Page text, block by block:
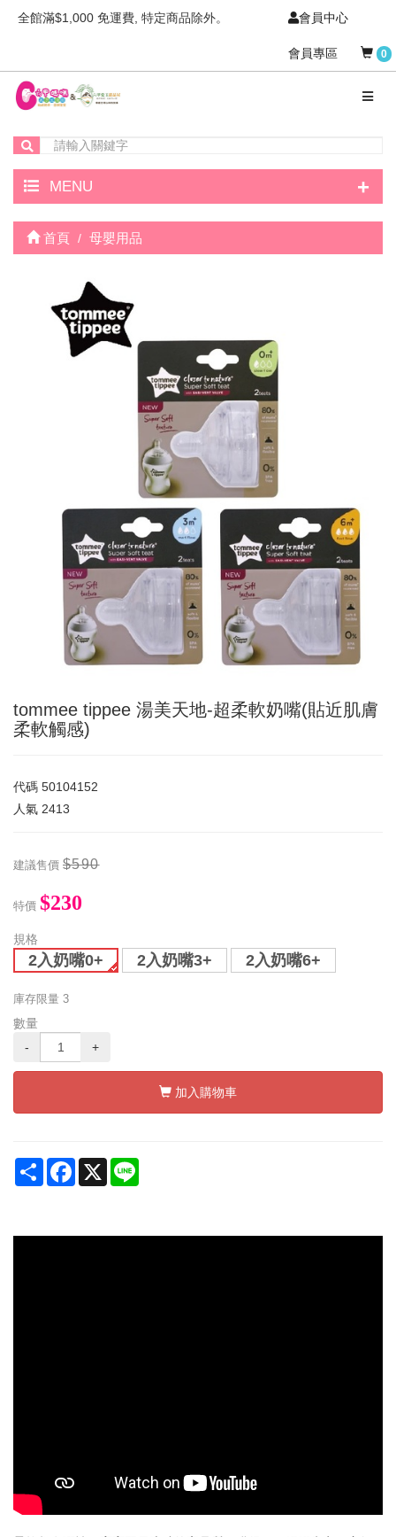
全館滿$1,000 免運費, 特定商品除外。 會員中心
會員專區 0
MENU +
首頁 母嬰用品
tommee tippee 湯美天地-超柔軟奶嘴(貼近肌膚
柔軟觸感)
代碼 50104152
人氣 2413
建議售價 $590
特價 $230
規格
2入奶嘴0+ 2入奶嘴3+ 2入奶嘴6+
庫存限量 3
數量
-
+
加入購物車
Share Facebook
X